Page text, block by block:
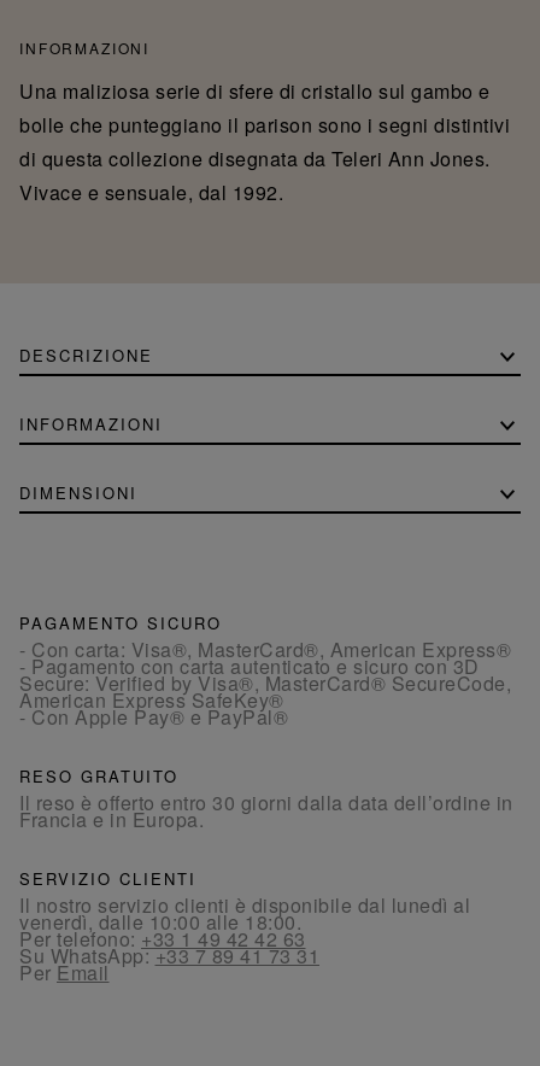
INFORMAZIONI
Una maliziosa serie di sfere di cristallo sul gambo e
bolle che punteggiano il parison sono i segni distintivi
di questa collezione disegnata da Teleri Ann Jones.
Vivace e sensuale, dal 1992.
DESCRIZIONE
INFORMAZIONI
DIMENSIONI
PAGAMENTO SICURO
- Con carta: Visa®, MasterCard®, American Express®
- Pagamento con carta autenticato e sicuro con 3D
Secure: Verified by Visa®, MasterCard® SecureCode,
American Express SafeKey®
- Con Apple Pay® e PayPal®
RESO GRATUITO
Il reso è offerto entro 30 giorni dalla data dell’ordine in
Francia e in Europa.
SERVIZIO CLIENTI
Il nostro servizio clienti è disponibile dal lunedì al
venerdì, dalle 10:00 alle 18:00.
Per telefono:+33 1 49 42 42 63
Su WhatsApp:+33 7 89 41 73 31
PerEmail